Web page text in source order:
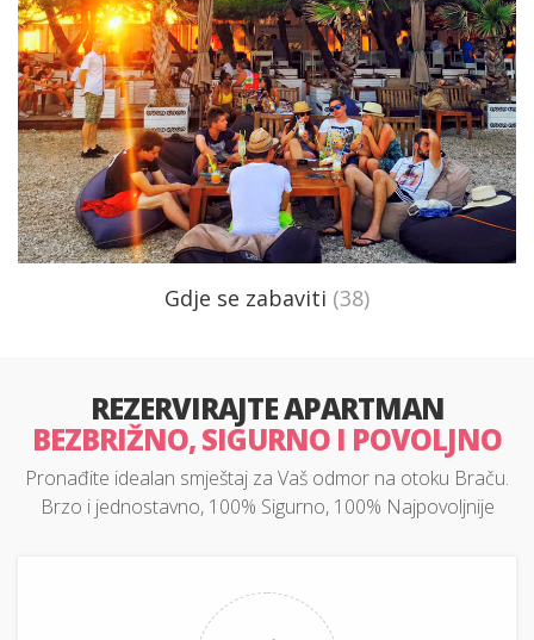
Gdje se zabaviti (38)
REZERVIRAJTE APARTMAN
BEZBRIŽNO, SIGURNO I POVOLJNO
Pronađite idealan smještaj za Vaš odmor na otoku Braču.
Brzo i jednostavno, 100% Sigurno, 100% Najpovoljnije